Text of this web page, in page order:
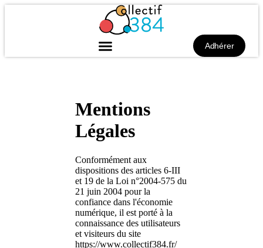
Adhérer
Mentions
Légales
Conformément aux
dispositions des articles 6-III
et 19 de la Loi n°2004-575 du
21 juin 2004 pour la
confiance dans l'économie
numérique, il est porté à la
connaissance des utilisateurs
et visiteurs du site
https://www.collectif384.fr/